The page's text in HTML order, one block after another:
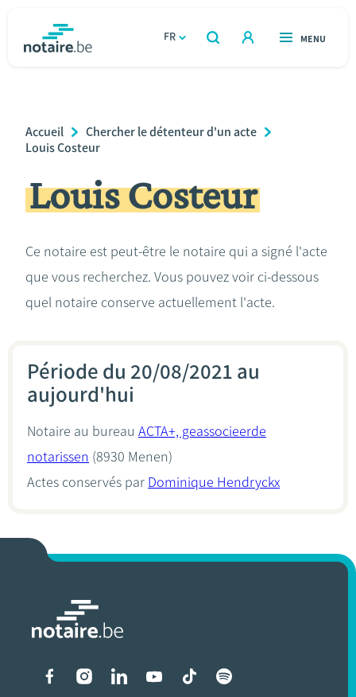
FR
OUVERT
RECHERCHER
OUVERT
MENU
Relations et vivre ensemble
Héritage et donations
Le notaire
Breadcrumb
Accueil
Chercher le détenteur d'un acte
Louis Costeur
Louis Costeur
Ce notaire est peut-être le notaire qui a signé l'acte
que vous recherchez. Vous pouvez voir ci-dessous
quel notaire conserve actuellement l'acte.
Période du 20/08/2021 au
aujourd'hui
Notaire au bureau ACTA+, geassocieerde
notarissen (8930 Menen)
Actes conservés par Dominique Hendryckx
Liens vers les réseaux